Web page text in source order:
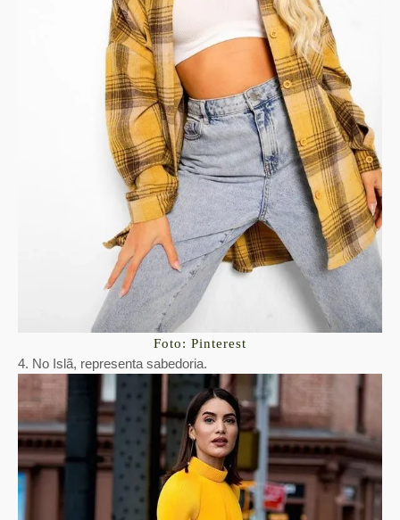
Foto: Pinterest
4. No Islã, representa sabedoria.